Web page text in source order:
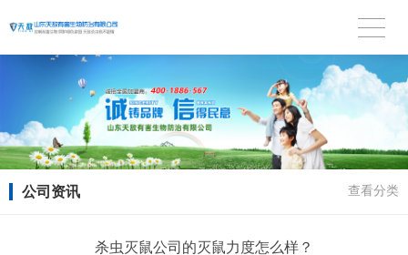
公司资讯 查看分类
杀虫灭鼠公司的灭鼠力度怎么样？